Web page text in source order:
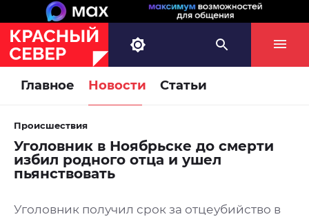
Главное Новости Статьи
Происшествия
Уголовник в Ноябрьске до смерти
избил родного отца и ушел
пьянствовать
Уголовник получил срок за отцеубийство в